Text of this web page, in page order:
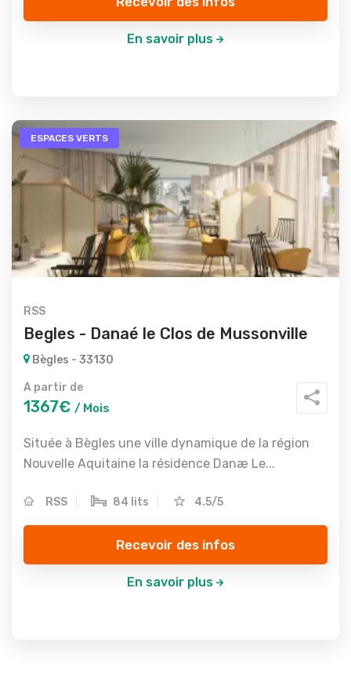
En savoir plus
ESPACES VERTS
RSS
Begles - Danaé le Clos de Mussonville
Bègles - 33130
A partir de
1367€ / Mois
Située à Bègles une ville dynamique de la région
Nouvelle Aquitaine la résidence Danæ Le...
RSS 84 lits 4.5/5
Recevoir des infos
En savoir plus